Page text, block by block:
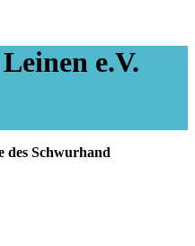
e.V.
des Schwurhand